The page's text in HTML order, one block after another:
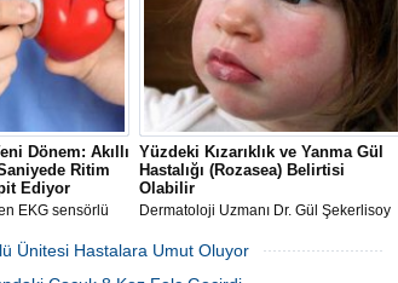
Dönem: Akıllı
Ritim
Ediyor
EKG sensörlü
yüksek
Yüzdeki Kızarıklık ve Yanma Gül
Hastalığı (Rozasea) Belirtisi
Olabilir
Dermatoloji Uzmanı Dr. Gül Şekerlisoy
ve hassasiyetin halk arasında "gül
hastalığı" olarak bilinen rozaseanın
Ünitesi Hastalara Umut Oluyor
05 Ağustos 2026 Çarşamba 13:29